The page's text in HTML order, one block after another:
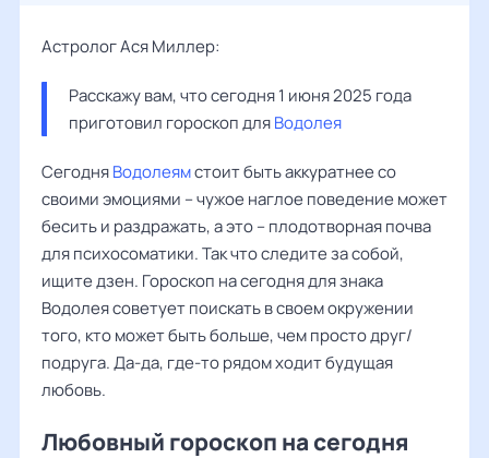
Астролог Ася Миллер:
Расскажу вам, что сегодня 1 июня 2025 года
приготовил гороскоп для Водолея
СегодняВодолеямстоит быть аккуратнее со
своими эмоциями – чужое наглое поведение может
бесить и раздражать, а это – плодотворная почва
для психосоматики. Так что следите за собой,
ищите дзен. Гороскоп на сегодня для знака
Водолея советует поискать в своем окружении
того, кто может быть больше, чем просто друг/
подруга. Да-да, где-то рядом ходит будущая
любовь.
Любовный гороскоп на сегодня